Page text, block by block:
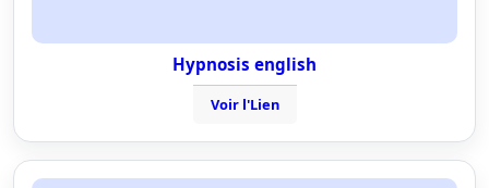
Hypnosis english
Voir l'Lien